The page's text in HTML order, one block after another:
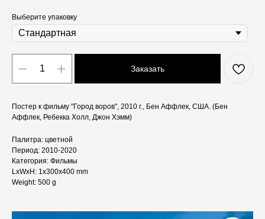
Выберите упаковку
Заказать
Постер к фильму "Город воров", 2010 г., Бен Аффлек, США. (Бен
Аффлек, Ребекка Холл, Джон Хэмм)
Палитра: цветной
Период: 2010-2020
Категория: Фильмы
LxWxH: 1x300x400 mm
Weight: 500 g